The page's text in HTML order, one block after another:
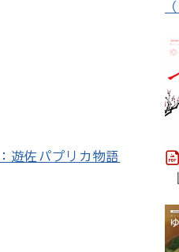
遊佐パプリカ物語